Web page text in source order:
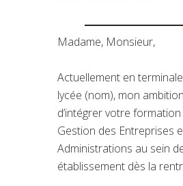
Madame, Monsieur,
Actuellement en
lycée (nom), mon
d’intégrer votre
Gestion des Entreprises
Administrations au sein
établissement dès la